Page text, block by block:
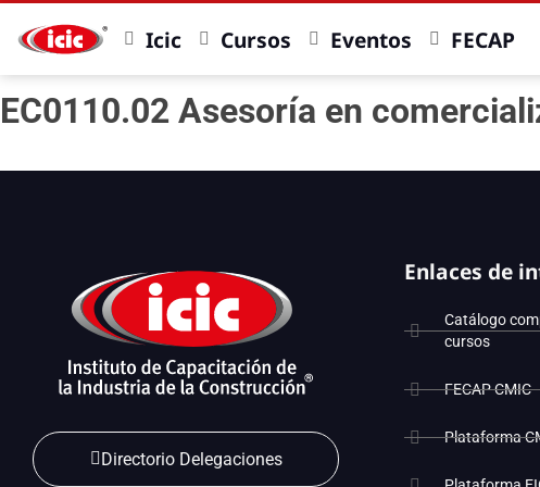
Icic Cursos Eventos FECAP
EC0110.02 Asesoría en
Directorio Delegaciones
Enlaces de
Catálogo
cursos
FECAP CMIC
Plataforma